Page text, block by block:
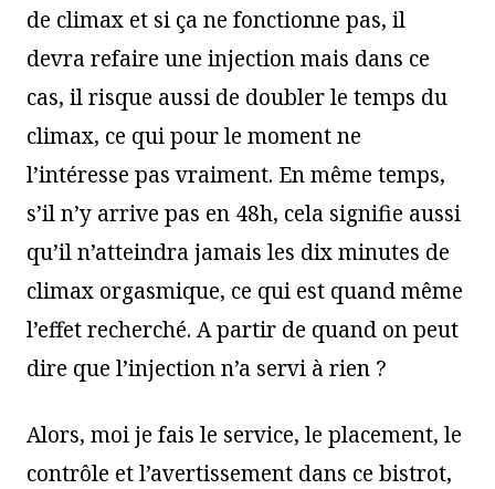
de climax et si ça ne fonctionne pas, il
devra refaire une injection mais dans ce
cas, il risque aussi de doubler le temps du
climax, ce qui pour le moment ne
l’intéresse pas vraiment. En même temps,
s’il n’y arrive pas en 48h, cela signifie aussi
qu’il n’atteindra jamais les dix minutes de
climax orgasmique, ce qui est quand même
l’effet recherché. A partir de quand on peut
dire que l’injection n’a servi à rien ?
Alors, moi je fais le service, le placement, le
contrôle et l’avertissement dans ce bistrot,